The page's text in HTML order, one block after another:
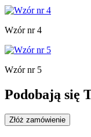
Wzór nr 4
Wzór nr 5
Podobają się
Złóż zamówienie